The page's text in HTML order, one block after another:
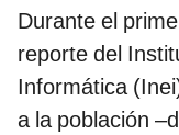
Durante el
reporte del
Informática
a la población